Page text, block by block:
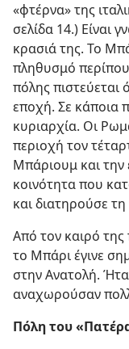
«φτέρνα» της
σελίδα 14.) Είναι
κρασιά της. Το
πληθυσμό
πόλης πιστεύεται
εποχή. Σε κάποια
κυριαρχία. Οι
περιοχή τον
Μπάριουμ και την
κοινότητα που
και διατηρούσε τη
Από τον καιρό
το Μπάρι έγινε
στην Ανατολή.
αναχωρούσαν
Πόλη του